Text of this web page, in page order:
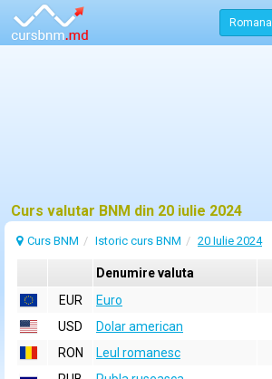
Romana
Curs valutar BNM din 20 iulie 2024
Curs BNM Istoric curs BNM 20 Iulie 2024
Denumire valuta
EUR
Euro
USD
Dolar american
RON
Leul romanesc